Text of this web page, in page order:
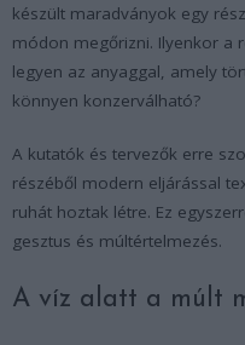
készült maradványok egy
módon megőrizni. Ilyenkor a
legyen az anyaggal, amely
könnyen konzerválható?
A kutatók és tervezők erre
részéből modern eljárással
ruhát hoztak létre. Ez
gesztus és múltértelmezés.
A víz alatt a múlt